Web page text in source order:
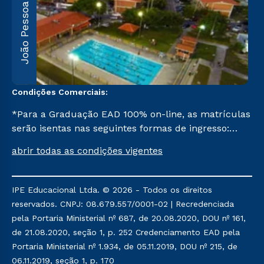
João Pessoa
Condições Comerciais:
*Para a Graduação EAD 100% on-line, as matrículas
serão isentas nas seguintes formas de ingresso:
Pedagogia para Licenciados e Transferência. Já para
abrir todas as condições vigentes
IPE Educacional Ltda. © 2026 - Todos os direitos
reservados. CNPJ: 08.679.557/0001-02 | Recredenciada
pela Portaria Ministerial nº 687, de 20.08.2020, DOU nº 161,
de 21.08.2020, seção 1, p. 252 Credenciamento EAD pela
Portaria Ministerial nº 1.934, de 05.11.2019, DOU nº 215, de
06.11.2019, seção 1, p. 170